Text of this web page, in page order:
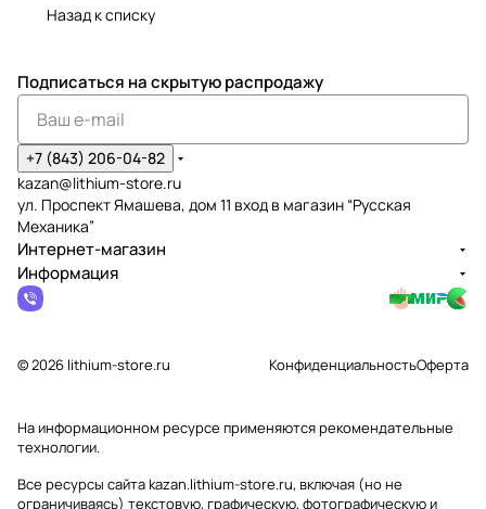
Назад к списку
Подписаться на скрытую распродажу
+7 (843) 206-04-82
kazan@lithium-store.ru
ул. Проспект Ямашева, дом 11 вход в магазин “Русская
Механика”
Интернет-магазин
Информация
© 2026 lithium-store.ru КонфиденциальностьОферта
На информационном ресурсе применяютсярекомендательные
технологии.
Все ресурсы сайта kazan.lithium-store.ru, включая (но не
ограничиваясь) текстовую, графическую, фотографическую и